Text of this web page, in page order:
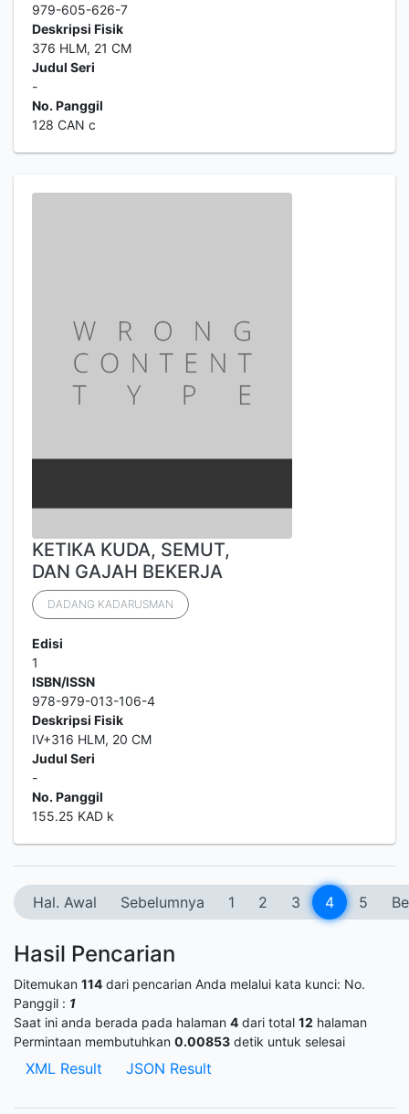
979-605-626-7
Deskripsi Fisik
376 HLM, 21 CM
Judul Seri
-
No. Panggil
128 CAN c
KETIKA KUDA, SEMUT,
DAN GAJAH BEKERJA
DADANG KADARUSMAN
Edisi
1
ISBN/ISSN
978-979-013-106-4
Deskripsi Fisik
IV+316 HLM, 20 CM
Judul Seri
-
No. Panggil
155.25 KAD k
Hal. Awal Sebelumnya 1 2 3 4 5
Hasil Pencarian
Ditemukan 114 dari pencarian Anda melalui kata kunci: No.
Panggil : 1
Saat ini anda berada pada halaman 4 dari total 12 halaman
Permintaan membutuhkan 0.00853 detik untuk selesai
XML Result JSON Result